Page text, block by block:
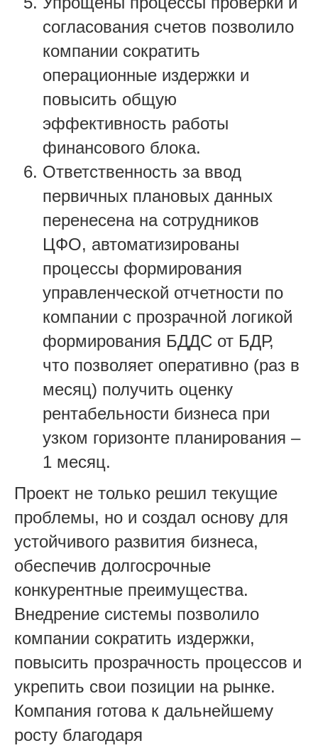
согласования счетов позволило
компании сократить
операционные издержки и
повысить общую
эффективность работы
финансового блока.
Ответственность за ввод
первичных плановых данных
перенесена на сотрудников
ЦФО, автоматизированы
процессы формирования
управленческой отчетности по
компании с прозрачной логикой
формирования БДДС от БДР,
что позволяет оперативно (раз в
месяц) получить оценку
рентабельности бизнеса при
узком горизонте планирования –
1 месяц.
Проект не только решил текущие
проблемы, но и создал основу для
устойчивого развития бизнеса,
обеспечив долгосрочные
конкурентные преимущества.
Внедрение системы позволило
компании сократить издержки,
повысить прозрачность процессов и
укрепить свои позиции на рынке.
Компания готова к дальнейшему
росту благодаря